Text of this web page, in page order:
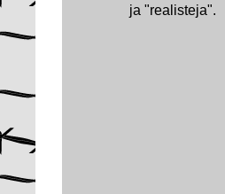
ja "realisteja".